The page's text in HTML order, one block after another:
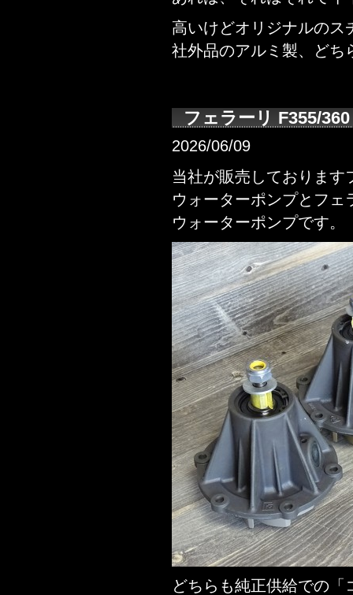
高いけどオリジナルのス
社外品のアルミ製、どち
フェラーリ F355/
2026/06/09
当社が販売しておりま
ウォーターポンプとフ
ウォーターポンプです。
どちらも純正供給での